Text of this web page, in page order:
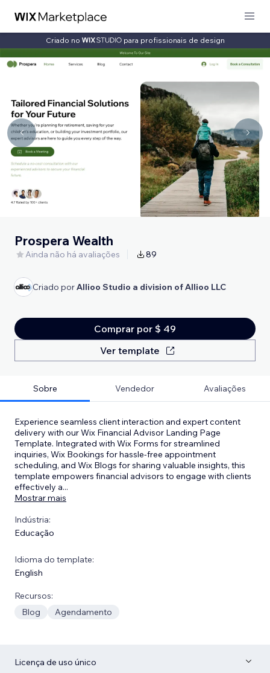
Criado no para profissionais de design
Prospera Wealth
Ainda não há avaliações 89
Criado porAllioo Studio a division of Allioo LLC
Comprar por $ 49
Ver template
Sobre Vendedor Avaliações
Experience seamless client interaction and expert content
delivery with our Wix Financial Advisor Landing Page
Template. Integrated with Wix Forms for streamlined
inquiries, Wix Bookings for hassle-free appointment
scheduling, and Wix Blogs for sharing valuable insights, this
template empowers financial advisors to engage with clients
effectively a...
Mostrar mais
Indústria:
Educação
Idioma do template:
English
Recursos:
Blog
Agendamento
Licença de uso único